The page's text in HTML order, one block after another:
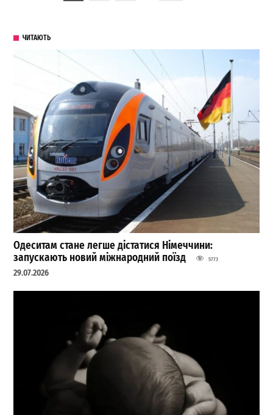
ЧИТАЮТЬ
Одеситам стане легше дістатися Німеччини:
запускають новий міжнародний поїзд
5773
29.07.2026